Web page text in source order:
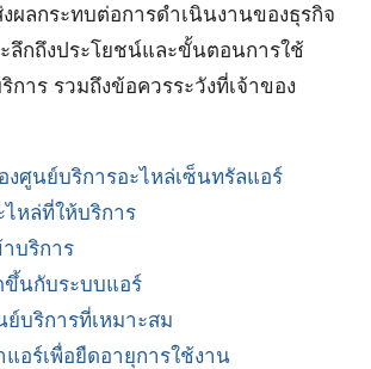
ผลกระทบต่อการดำเนินงานของธุรกิจ
ลึกถึงประโยชน์และขั้นตอนการใช้
การ รวมถึงข้อควรระวังที่เจ้าของ
ศูนย์บริการอะไหล่เซ็นทรัลแอร์
ไหล่ที่ให้บริการ
บริการ
นกับระบบแอร์
ย์บริการที่เหมาะสม
แอร์เพื่อยืดอายุการใช้งาน